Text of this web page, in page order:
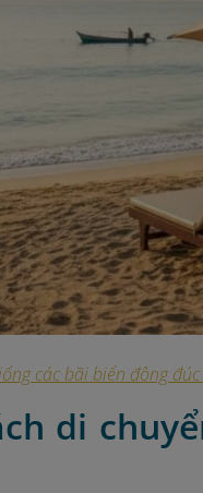
các bãi biển đông
di